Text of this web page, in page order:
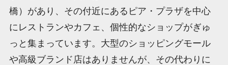
橋）があり、その付近にあるピア・プラザを中心
にレストランやカフェ、個性的なショップがぎゅ
っと集まっています。大型のショッピングモール
や高級ブランド店はありませんが、その代わりに